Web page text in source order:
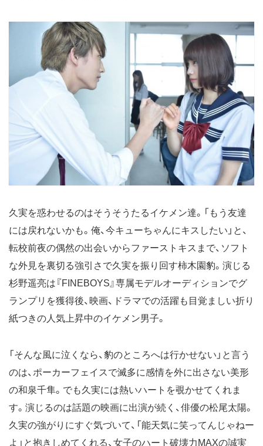
久実を惑わせるのはそうそうたるイケメン達。「もう友達
には戻れないかも。俺、今キューちゃんにキスしたい」と、
転校前夜の偶然の出会いからファーストキスまで、ソフト
な外見を裏切る強引さで久実を振り回す柿木園豹。演じる
杉野遥亮は『FINEBOYS』専属モデルオーディションでグ
ランプリを獲得後、映画、ドラマでの活躍も目覚ましい折り
紙つきの人気上昇中のイケメン男子。
「そんな風に泣くなら、豹のところへは行かせない」と言う
のは、ポーカーフェイスで滅多に感情を外に出さない美形
の和泉千隼。でも久実には熱いハートを覗かせてくれま
す。演じるのは話題の映画に出演が続く、俳優の松尾太陽。
久実の強がりにすぐ気づいて、「能天気に笑ってんじゃねー
よ」と抱きしめてくれる、女子のハート破壊力MAXの誠実